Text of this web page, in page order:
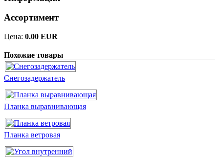
Ассортимент
Цена: 0.00 EUR
Похожие товары
Снегозадержатель
Планка выравнивающая
Планка ветровая